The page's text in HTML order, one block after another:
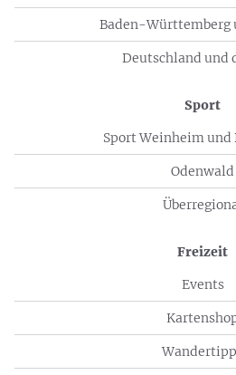
Baden-Württemberg
Deutschland und
Sport
Sport Weinheim und
Odenwald
Freizeit
Events